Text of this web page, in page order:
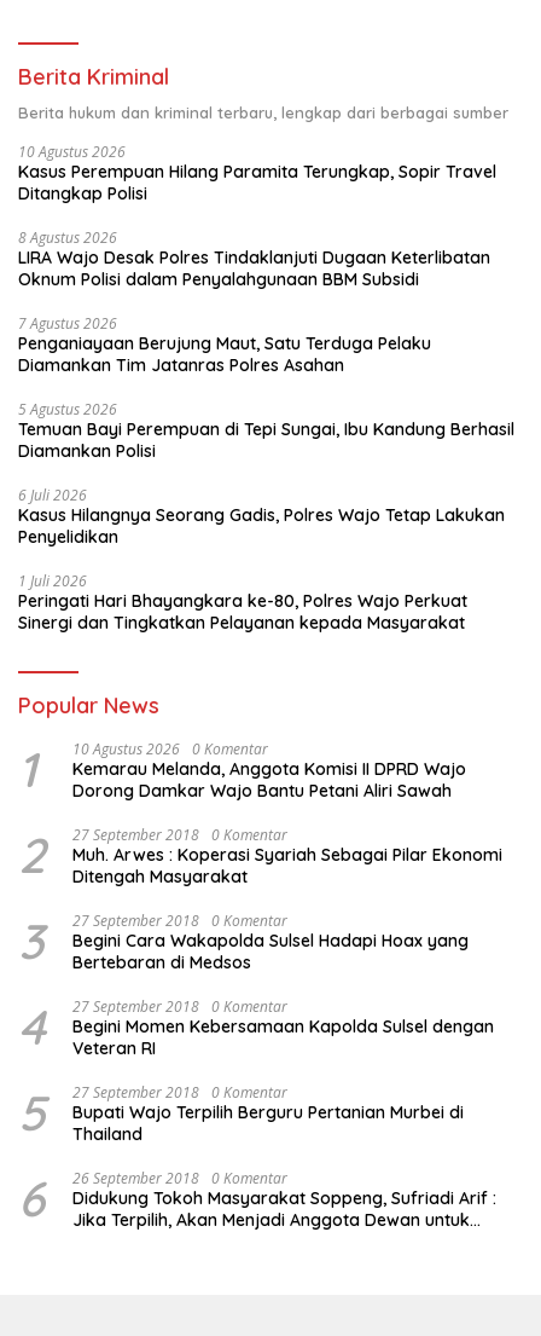
Berita Kriminal
Berita hukum dan kriminal terbaru, lengkap dari berbagai sumber
10 Agustus 2026
Kasus Perempuan Hilang Paramita Terungkap, Sopir Travel
Ditangkap Polisi
8 Agustus 2026
LIRA Wajo Desak Polres Tindaklanjuti Dugaan Keterlibatan
Oknum Polisi dalam Penyalahgunaan BBM Subsidi
7 Agustus 2026
Penganiayaan Berujung Maut, Satu Terduga Pelaku
Diamankan Tim Jatanras Polres Asahan
5 Agustus 2026
Temuan Bayi Perempuan di Tepi Sungai, Ibu Kandung Berhasil
Diamankan Polisi
6 Juli 2026
Kasus Hilangnya Seorang Gadis, Polres Wajo Tetap Lakukan
Penyelidikan
1 Juli 2026
Peringati Hari Bhayangkara ke-80, Polres Wajo Perkuat
Sinergi dan Tingkatkan Pelayanan kepada Masyarakat
Popular News
1 10 Agustus 2026 0 Komentar
Kemarau Melanda, Anggota Komisi II DPRD Wajo
Dorong Damkar Wajo Bantu Petani Aliri Sawah
2 27 September 2018 0 Komentar
Muh. Arwes : Koperasi Syariah Sebagai Pilar Ekonomi
Ditengah Masyarakat
3 27 September 2018 0 Komentar
Begini Cara Wakapolda Sulsel Hadapi Hoax yang
Bertebaran di Medsos
4 27 September 2018 0 Komentar
Begini Momen Kebersamaan Kapolda Sulsel dengan
Veteran RI
5 27 September 2018 0 Komentar
Bupati Wajo Terpilih Berguru Pertanian Murbei di
Thailand
6 26 September 2018 0 Komentar
Didukung Tokoh Masyarakat Soppeng, Sufriadi Arif :
Jika Terpilih, Akan Menjadi Anggota Dewan untuk